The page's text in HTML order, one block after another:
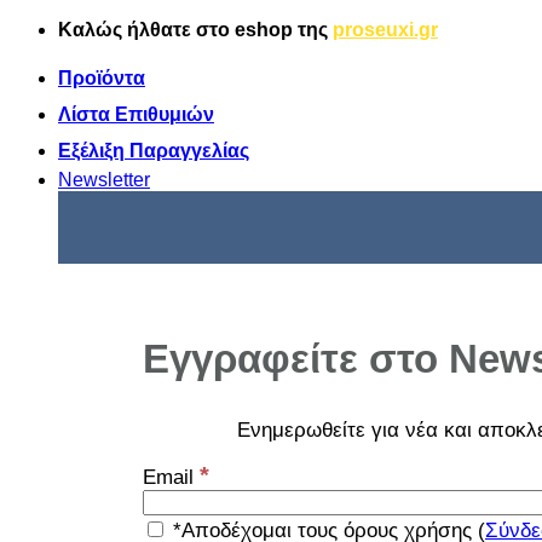
Μετάβαση
περιεχόμενο
Καλώς ήλθατε στο eshop της proseuxi.gr
Προϊόντα
Λίστα Επιθυμιών
Εξέλιξη Παραγγελίας
Newsletter
Εγγραφείτε στο
Ενημερωθείτε για νέα και
Email *
*Αποδέχομαι τους όρους χρήσης (